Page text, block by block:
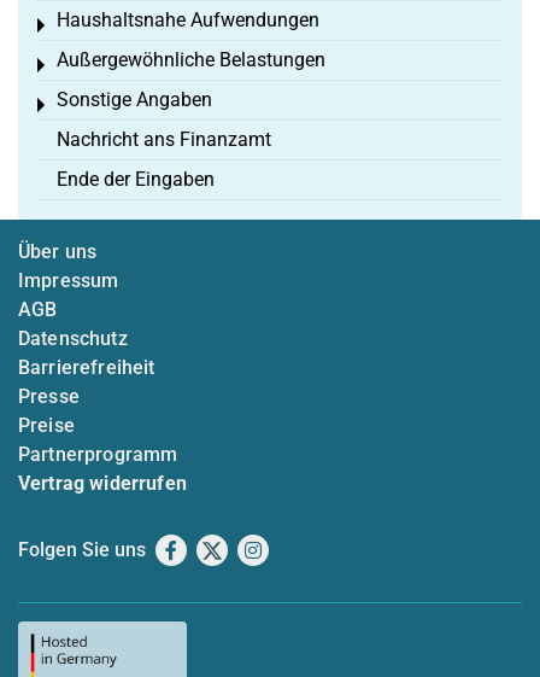
Haushaltsnahe Aufwendungen
Toggle menu
Außergewöhnliche Belastungen
Toggle menu
Sonstige Angaben
Toggle menu
Nachricht ans Finanzamt
Ende der Eingaben
Über uns
Impressum
AGB
Datenschutz
Barrierefreiheit
Presse
Preise
Partnerprogramm
Vertrag widerrufen
Folgen Sie uns Facebook
X Instagram